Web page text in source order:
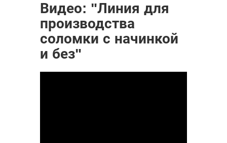
Видео: "Линия для
производства
соломки с начинкой
и без"